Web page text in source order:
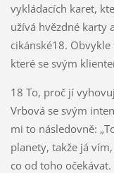
vykládacích karet,
užívá hvězdné karty
cikánské18.
které se svým
18 To, proč jí
Vrbová se svým
mi to následovně:
planety, takže já
co od toho